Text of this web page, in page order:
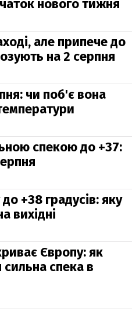
нового тижня
але припече до
на 2 серпня
чи поб'є вона
спекою до +37:
+38 градусів: яку
вихідні
Європу: як
спека в